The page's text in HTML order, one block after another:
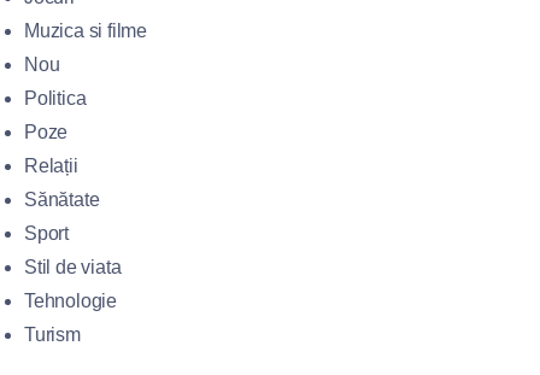
Muzica si filme
Nou
Politica
Poze
Relații
Sănătate
Sport
Stil de viata
Tehnologie
Turism